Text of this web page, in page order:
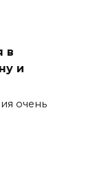
в
и
очень